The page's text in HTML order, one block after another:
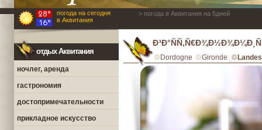
погода на сегодня
в Аквитания
> погода в Аквитания на 5дней
отдых Аквитания
ночлег, аренда
гастрономия
достопримечательности
прикладное искусство
Dordogne Gironde Landes